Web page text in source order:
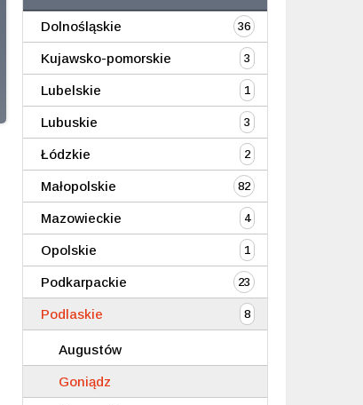
Dolnośląskie 36
Kujawsko-pomorskie 3
Lubelskie 1
Lubuskie 3
Łódzkie 2
Małopolskie 82
Mazowieckie 4
Opolskie 1
Podkarpackie 23
Podlaskie 8
Augustów
Goniądz